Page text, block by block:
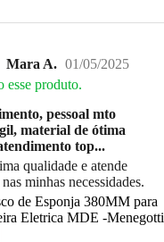
Mara A. 01/05/2025
esse produto.
pessoal mto
material de ótima
top...
qualidade e atende
minhas necessidades.
de Esponja 380MM para
Eletrica MDE -Menegotti